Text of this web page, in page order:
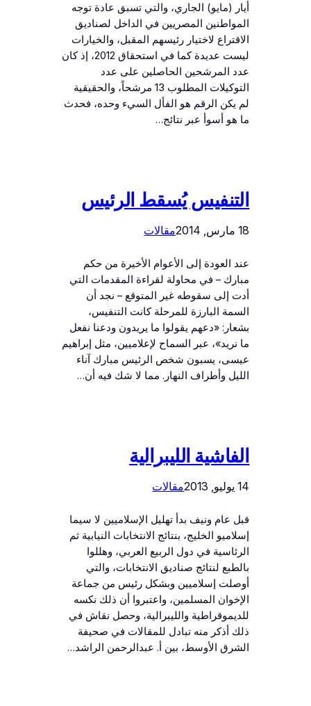
أيار (مايو) الجاري، والتي تسبق عادة توجه
المواطنين المصريين في الداخل لصناديق
الاقتراع لاختيار رئيسهم المقبل، والخيارات
ليست عديدة كما في استحقاق 2012، إذ كان
عدد المرشحين الحاصلين على عدد
التوكيلات المطلوب 13 مرشحاً، والحقيقية
لم يكن الرقم هو الفأل السيء وحده، فحدث
ما هو أسوأ عبر نتائج…
التنفيس يُسقط الرئيس
مقالات
عند العودة إلى الأعوام الأخيرة من حكم
مبارك – في محاولة لقراءة المقدمات التي
أدت إلى سقوطه غير المتوقع – نجد أن
السمة البارزة للمرحلة كانت التنفيس،
بشعار: «دعهم يقولوا ما يريدون ودعنا نفعل
ما نريد»، عبر السماح لإعلاميين، مثل إبراهيم
عيسى، يسبون شخص الرئيس مبارك آناء
الليل وأطراف النهار. مما لا شك فيه أن…
الفاشية الليبرالية
مقالات
قبل عام ونيف بدأ تهليل الإسلاميين لا سيما
إسلاميو الخليج، بنتائج الانتخابات النيابية ثم
الرئاسية في دول الربيع العربي، وهللوا
بالطبع لنتائج صناديق الانتخابات، والتي
أوصلت إسلاميين وبشكل رئيس من جماعة
الإخوان المسلمين، واعتبروا أن ذلك نكسه
للديموقراطية والليبرالية، وحصل نقاش في
ذلك أذكر منه تبادل للمقالات في صحيفة
الشرق الأوسط، بين أ. عبدالرحمن الراشد…